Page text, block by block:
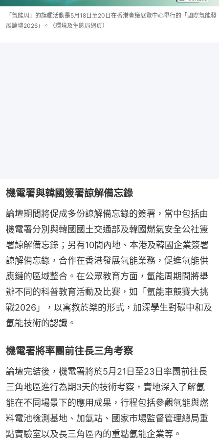
「氫能周」的旗艦活動是5月18日至20日在香港會議展覽中心舉行的「國際氫能發
展論壇2026」。（環境及生態局網頁）
機電署與韓國簽署諒解備忘錄
論壇期間將促成多份諒解備忘錄的簽署，當中包括由
機電署分別與韓國國土交通部及韓國燃氣安全公社簽
署諒解備忘錄；另有10間內地、本港及韓國企業簽署
諒解備忘錄，合作在香港發展氫能業務，促進氫能供
應鏈的區域整合。在公眾教育方面，氫能周期間將舉
辦不同的科普教育活動及比賽，如「氫能車競賽大挑
戰2026」，以寓教於樂的形式，加深學生對碳中和及
氫能技術的認識。
機電署將率團前往長三角考察
論壇完結後，機電署將於5月21日至23日率團前往長
三角地區進行為期3天的技術考察，實地深入了解氫
能在不同場景下的應用成果，行程包括參觀氫能與燃
料電池檢測基地、加氫站、國家市場監督管理總局重
點實驗室以及長三角區內的重點氫能企業等。